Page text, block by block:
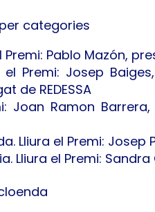
categories
Pablo Mazón,
el Premi: Josep
de REDESSA
Joan Ramon
Lliura el Premi: Josep
Lliura el Premi: